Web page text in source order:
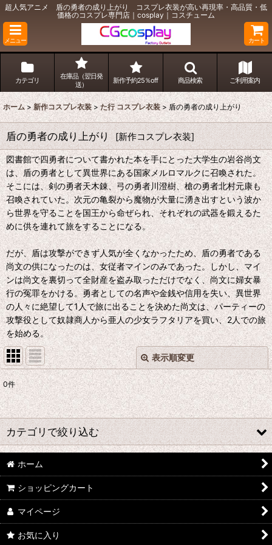
超人気アニメ 盾の勇者の成り上がり コスプレ衣装が高い再現率・高品質・低
価格のコスプレ専門店｜cosplay｜コスチューム
メニュー カート
カテゴリ
在庫品（翌日発
送）
新作予約25％off 商品検索 ご利用案内
ホーム > 新作コスプレ衣装 > た行 コスプレ衣装 > 盾の勇者の成り上がり
盾の勇者の成り上がり [新作コスプレ衣装]
図書館で四勇者について書かれた本を手にとった大学生の岩谷尚文
は、盾の勇者として異世界にある国家メルロマルクに召喚された。
そこには、剣の勇者天木錬、弓の勇者川澄樹、槍の勇者北村元康も
召喚されていた。次元の亀裂から魔物が大量に湧き出すという波か
ら世界を守ることを国王から命ぜられ、それぞれの武器を鍛えるた
めに供を連れて旅をすることになる。
だが、盾は攻撃ができず人気が全くなかったため、盾の勇者である
尚文の供になったのは、女従者マインのみであった。しかし、マイ
ンは尚文を裏切って全財産を盗み取っただけでなく、尚文に婦女暴
行の冤罪をかける。勇者としての名声や金銭や信用を失い、異世界
の人々に絶望して1人で旅に出ることを決めた尚文は、パーティーの
攻撃役として奴隷商人から亜人の少女ラフタリアを買い、2人での旅
を始める。
表示順変更
表示数:
並び順:
閉じる
0件
カテゴリで絞り込む
た行 コスプレ衣装 (全商品)
刀剣乱舞
デュラララ!!
ホーム
ショッピングカート
マイページ
お気に入り